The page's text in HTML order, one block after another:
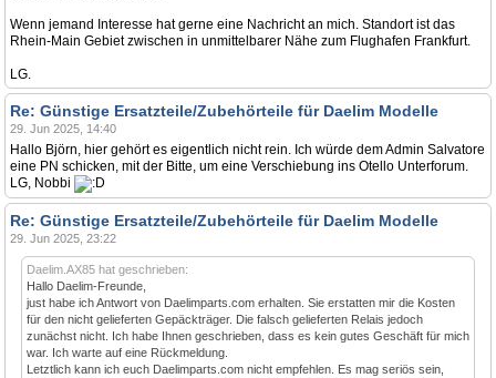
Wenn jemand Interesse hat gerne eine Nachricht an mich. Standort ist das
Rhein-Main Gebiet zwischen in unmittelbarer Nähe zum Flughafen Frankfurt.
LG.
Re: Günstige Ersatzteile/Zubehörteile für Daelim Modelle
29. Jun 2025, 14:40
Hallo Björn, hier gehört es eigentlich nicht rein. Ich würde dem Admin Salvatore
eine PN schicken, mit der Bitte, um eine Verschiebung ins Otello Unterforum.
LG, Nobbi
Re: Günstige Ersatzteile/Zubehörteile für Daelim Modelle
29. Jun 2025, 23:22
Daelim.AX85 hat geschrieben:
Hallo Daelim-Freunde,
just habe ich Antwort von Daelimparts.com erhalten. Sie erstatten mir die Kosten
für den nicht gelieferten Gepäckträger. Die falsch gelieferten Relais jedoch
zunächst nicht. Ich habe Ihnen geschrieben, dass es kein gutes Geschäft für mich
war. Ich warte auf eine Rückmeldung.
Letztlich kann ich euch Daelimparts.com nicht empfehlen. Es mag seriös sein,